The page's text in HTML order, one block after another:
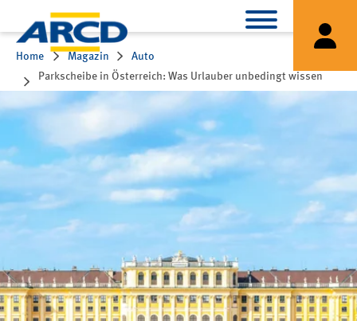
Home Magazin
Auto
Parkscheibe in Österreich: Was Urlauber unbedingt wissen